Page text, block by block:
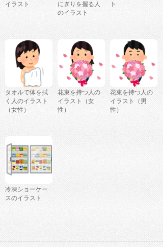
イラスト
にぎりを握る人
のイラスト
ト
タオルで体を拭
く人のイラスト
（女性）
花束を持つ人の
イラスト（女
性）
花束を持つ人の
イラスト（男
性）
冷凍ショーケー
スのイラスト